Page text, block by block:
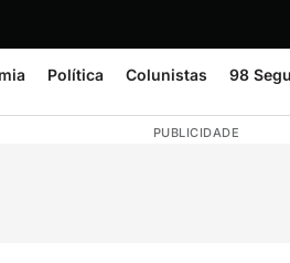
Política Colunistas 98
PUBLICIDADE